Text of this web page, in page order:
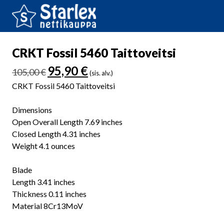
CRKT Fossil 5460 Taittoveitsi
105,00€ Alkuperäinen
hinta
oli:
95,90 €Nykyinen
hinta
on:
(sis. alv.)
CRKT Fossil 5460 Taittoveitsi
Dimensions
Open Overall Length 7.69 inches
Closed Length 4.31 inches
Weight 4.1 ounces
Blade
Length 3.41 inches
Thickness 0.11 inches
Material 8Cr13MoV